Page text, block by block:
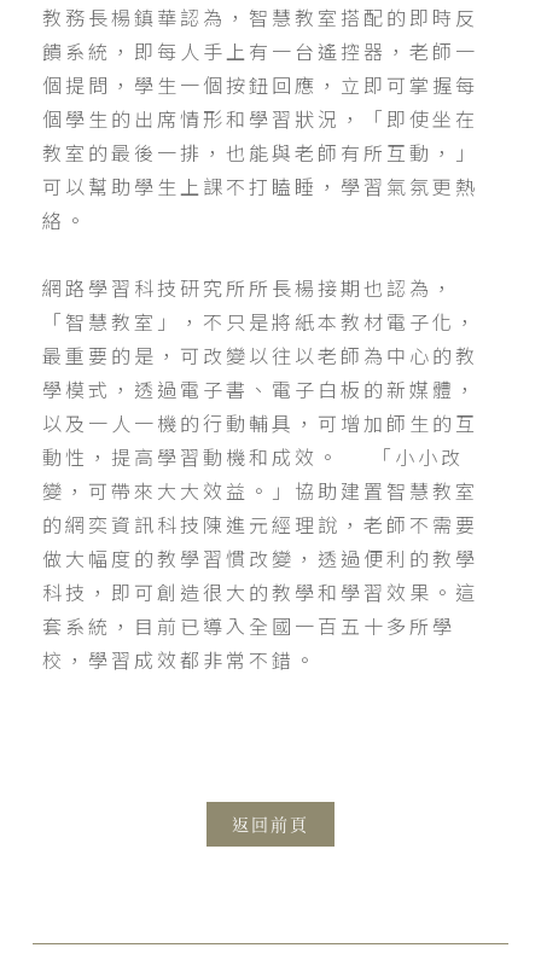
教務長楊鎮華認為，智慧教室搭配的即時反
饋系統，即每人手上有一台遙控器，老師一
個提問，學生一個按鈕回應，立即可掌握每
個學生的出席情形和學習狀況，「即使坐在
教室的最後一排，也能與老師有所互動，」
可以幫助學生上課不打瞌睡，學習氣氛更熱
絡。
網路學習科技研究所所長楊接期也認為，
「智慧教室」，不只是將紙本教材電子化，
最重要的是，可改變以往以老師為中心的教
學模式，透過電子書、電子白板的新媒體，
以及一人一機的行動輔具，可增加師生的互
動性，提高學習動機和成效。 「小小改
變，可帶來大大效益。」協助建置智慧教室
的網奕資訊科技陳進元經理說，老師不需要
做大幅度的教學習慣改變，透過便利的教學
科技，即可創造很大的教學和學習效果。這
套系統，目前已導入全國一百五十多所學
校，學習成效都非常不錯。
返回前頁